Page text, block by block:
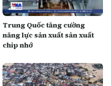
Trung Quốc tăng cường
năng lực sản xuất sản xuất
chip nhớ